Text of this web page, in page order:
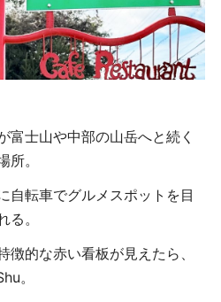
富士山や中部の山岳へと続く
。
自転車でグルメスポットを目
。
徴的な赤い看板が見えたら、
。